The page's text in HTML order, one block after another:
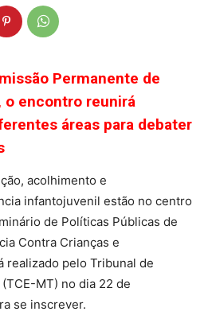
Permanente de
o encontro reunirá
áreas para debater
acolhimento e
infantojuvenil estão no centro
de Políticas Públicas de
Contra Crianças e
realizado pelo Tribunal de
MT) no dia 22 de
se inscrever.